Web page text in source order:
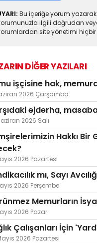
Bu içeriğe yorum yazarak
ilgili doğrudan
site yönetimi
DİĞER YAZILARI
işçisine hak, memura
2026 Çarşamba
ejderha,
2026 Salı
Hakkı Bir
2026 Pazartesi
mı, Sayı
2026 Perşembe
Memurların
2026 Pazar
Çalışanları İçin
2026 Pazartesi